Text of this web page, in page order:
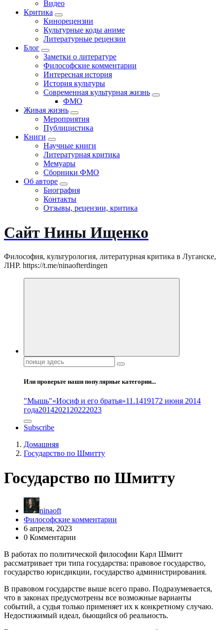
Видео
Критика
Кинорецензии
Культурные коды аниме
Литературные рецензии
Блог
Заметки о литературе
Философские комментарии
Интересная история
История культуры
Современная культурная жизнь
ФМО
Живая жизнь
Мероприятия
Публицистика
Книги
Научные книги
Литературная критика
Мемуары
Сборники ФМО
Об авторе
Биография
Контакты
Отзывы, рецензии, критика
Сайт Нины Ищенко
Философия, культурология, литературная критика в Луганске,
ЛНР. https://t.me/ninaofterdingen
Поиск:
Или проверьте наши популярные категории...
"Мышь"«Иосиф и его братья»11.1419172 июня 2014
года2014202120222023
Subscribe
Домашняя
Государство по Шмитту
Государство по Шмитту
ninaoft
Философские комментарии
6 апреля, 2023
0 Комментарии
В работах по политической философии Карл Шмитт
рассматривает три типа государства: правовое государство,
государство юрисдикции, государство администрирования.
В правовом государстве выше всего право. Подразумевается,
что в законах предусмотрены все возможные варианты
событий, а судья только применяет их к конкретному случаю.
Недостижимый идеал, бьющийся об реальность.